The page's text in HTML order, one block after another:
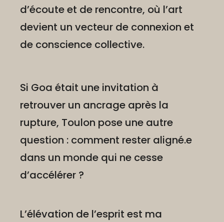
d’écoute et de rencontre, où l’art
devient un vecteur de connexion et
de conscience collective.
Si Goa était une invitation à
retrouver un ancrage après la
rupture, Toulon pose une autre
question : comment rester aligné.e
dans un monde qui ne cesse
d’accélérer ?
L’élévation de l’esprit est ma